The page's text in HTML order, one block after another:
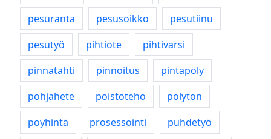
pesuranta
pesusoikko
pesutiinu
pesutyö
pihtiote
pihtivarsi
pinnatahti
pinnoitus
pintapöly
pohjahete
poistoteho
pölytön
pöyhintä
prosessointi
puhdetyö